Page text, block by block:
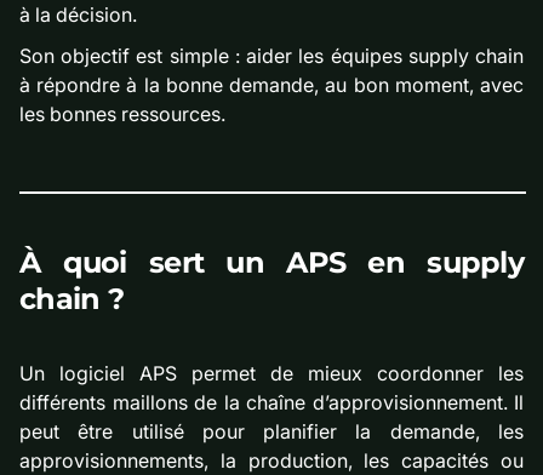
à la décision.
Son objectif est simple : aider les équipes supply chain
à répondre à la bonne demande, au bon moment, avec
les bonnes ressources.
À quoi sert un APS en supply
chain ?
Un logiciel APS permet de mieux coordonner les
différents maillons de la chaîne d’approvisionnement. Il
peut être utilisé pour planifier la demande, les
approvisionnements, la production, les capacités ou